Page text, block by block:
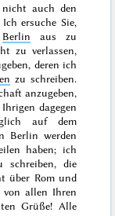
auch den
ersuche Sie,
Berlin aus zu
zu verlassen,
, deren ich
zu schreiben.
anzugeben,
dagegen
auf dem
Berlin werden
haben; ich
die
über Rom und
von allen Ihren
Grüße! Alle